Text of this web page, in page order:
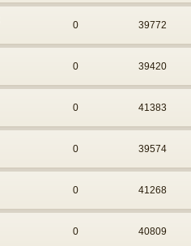
0 39772
0 39420
0 41383
0 39574
0 41268
0 40809